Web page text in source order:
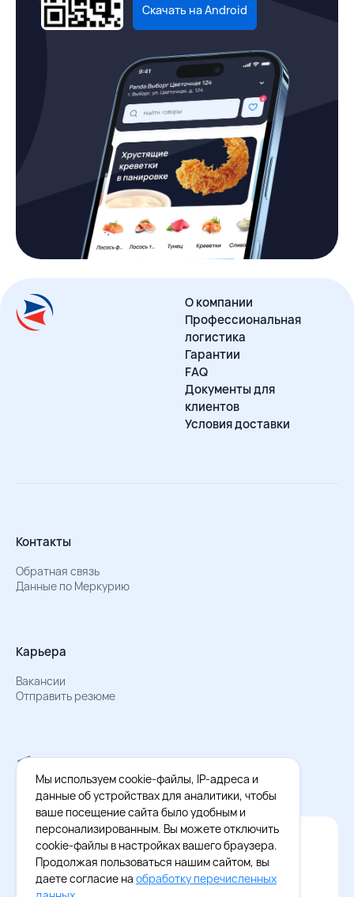
Скачать на Android
О компании
Профессиональная
логистика
Гарантии
FAQ
Документы для
клиентов
Условия доставки
Контакты
Обратная связь
Данные по Меркурию
Карьера
Вакансии
Отправить резюме
Мы в Телеграм
Документы об обработке персональных данных
Охрана труда – результаты СОУТ
Официальное приложение Восток - Запад
Cкачайте бесплатное приложение
Мы используем cookie-файлы, IP-адреса и
данные об устройствах для аналитики, чтобы
ваше посещение сайта было удобным и
персонализированным. Вы можете отключить
cookie-файлы в настройках вашего браузера.
Продолжая пользоваться нашим сайтом, вы
даете согласие на обработку перечисленных